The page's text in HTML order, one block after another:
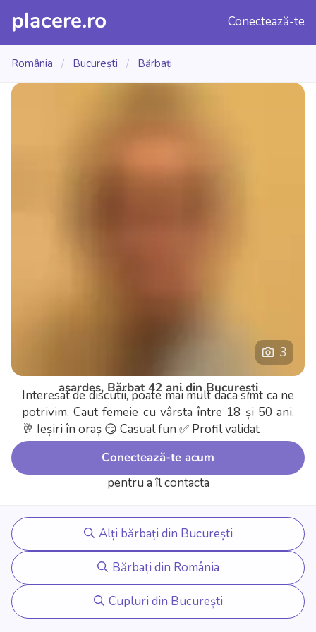
placere.ro Conectează-te
România / București / Bărbați
3
asardes, Bărbat 42 ani din București
Interesat de discutii, poate mai mult daca simt ca ne
potrivim. Caut femeie cu vârsta între 18 și 50 ani.
🥂 Ieșiri în oraș 😏 Casual fun ✅ Profil validat
Conectează-te acum
pentru a îl contacta
Alți bărbați din București
Bărbați din România
Cupluri din București